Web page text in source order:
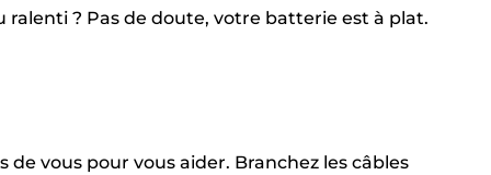
ralenti ? Pas de doute, votre batterie est à plat.
vous pour vous aider. Branchez les câbles